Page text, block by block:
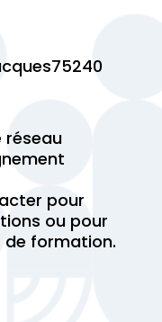
réseau
pour
ou pour
de formation.